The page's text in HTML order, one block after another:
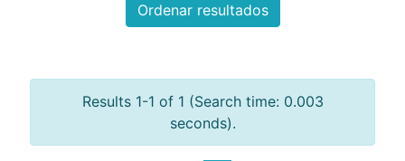
Ordenar resultados
Results 1-1 of 1 (Search time: 0.003
seconds).